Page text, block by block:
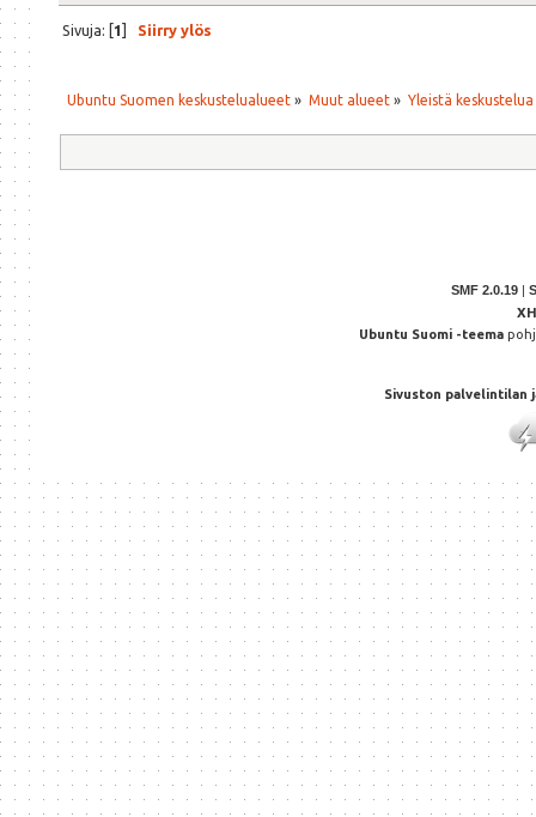
Sivuja: [1] Siirry ylös
Ubuntu Suomen keskustelualueet » Muut alueet» Yleistä keskustelua
SMF 2.0.19 |
Ubuntu Suomi -teema
Sivuston palvelintilan